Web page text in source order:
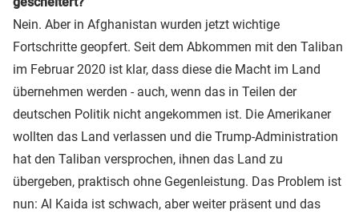
Nein. Aber in Afghanistan wurden jetzt wichtige
Fortschritte geopfert. Seit dem Abkommen mit den Taliban
im Februar 2020 ist klar, dass diese die Macht im Land
übernehmen werden - auch, wenn das in Teilen der
deutschen Politik nicht angekommen ist. Die Amerikaner
wollten das Land verlassen und die Trump-Administration
hat den Taliban versprochen, ihnen das Land zu
übergeben, praktisch ohne Gegenleistung. Das Problem ist
nun: Al Kaida ist schwach, aber weiter präsent und das